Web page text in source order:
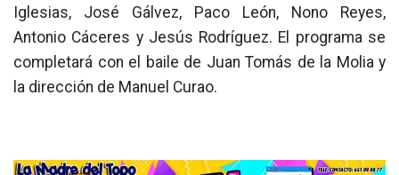
Iglesias, José Gálvez, Paco León, Nono Reyes,
Antonio Cáceres y Jesús Rodríguez. El programa se
completará con el baile de Juan Tomás de la Molia y
la dirección de Manuel Curao.